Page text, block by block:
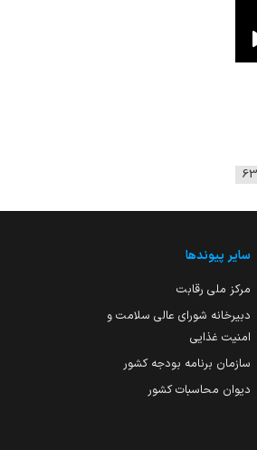
سایر پیوندها
مرکز ملی رقابت
دبیرخانه شورای عالی سلامت و
امنیت غذایی
سازمان برنامه بودجه کشور
دیوان محاسبات کشور